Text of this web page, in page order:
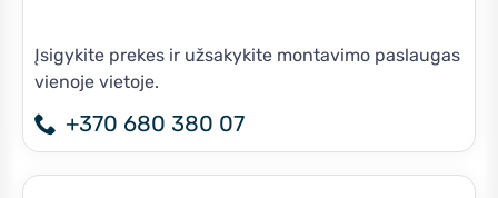
Įsigykite prekes ir užsakykite montavimo paslaugas
vienoje vietoje.
+370 680 380 07